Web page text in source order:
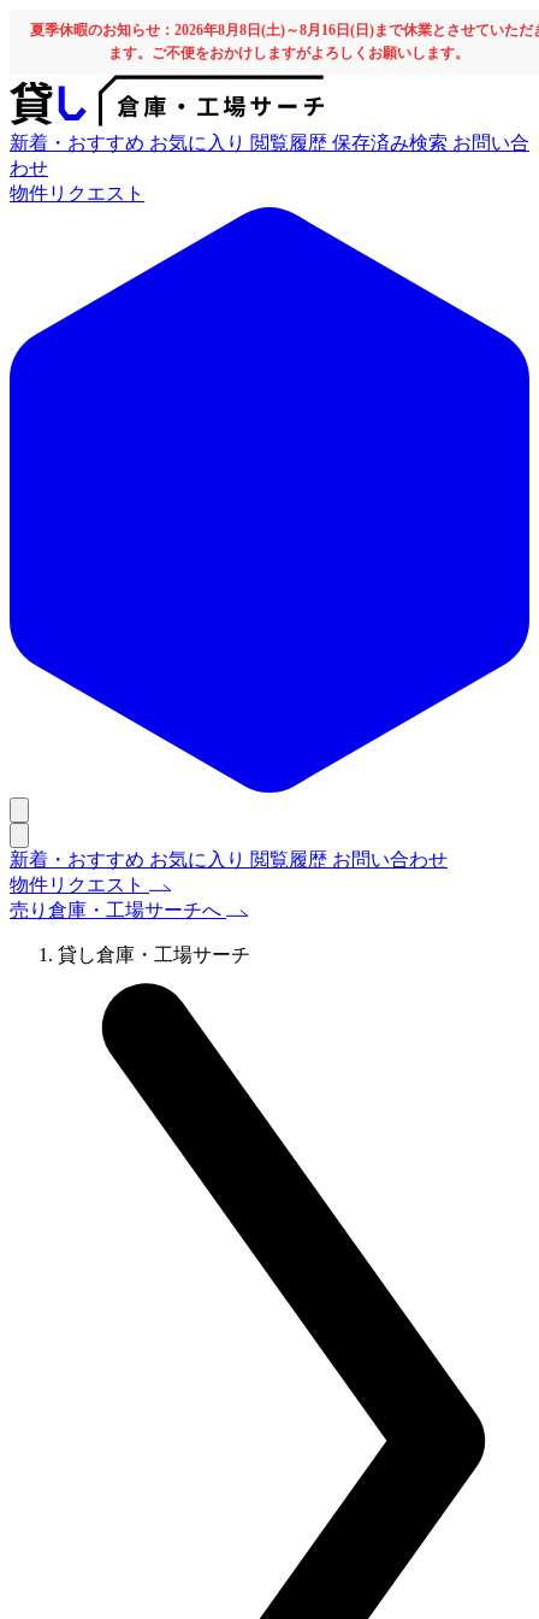
夏季休暇のお知らせ：2026年8月8日(土)～8月16日(日)まで休業とさせていただ
ます。ご不便をおかけしますがよろしくお願いします。
新着・おすすめ お気に入り 閲覧履歴 保存済み検索 お問い合
わせ
物件リクエスト
新着・おすすめ お気に入り 閲覧履歴 お問い合わせ
物件リクエスト
売り倉庫・工場サーチへ
貸し倉庫・工場サーチ